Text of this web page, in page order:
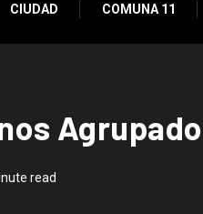
CIUDAD COMUNA 11
read